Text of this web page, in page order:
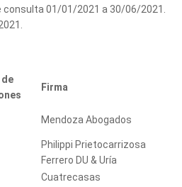
consulta 01/01/2021 a 30/06/2021.
de
Firma
Mendoza Abogados
Philippi Prietocarrizosa
Ferrero DU & Uría
Cuatrecasas